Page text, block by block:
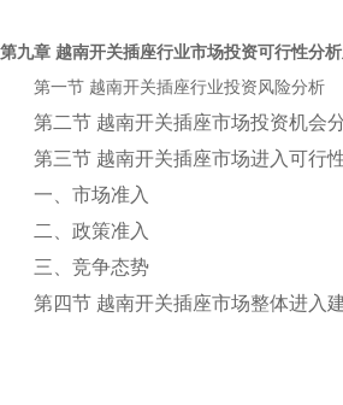
第九章 越南开关插座行业市场投资可行性分
第一节 越南开关插座行业投资风险分析
第二节 越南开关插座市场投资机会
第三节 越南开关插座市场进入可行
一、市场准入
二、政策准入
三、竞争态势
第四节 越南开关插座市场整体进入